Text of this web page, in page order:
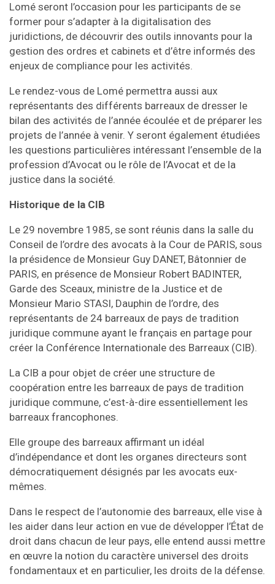
Lomé seront l’occasion pour les participants de se
former pour s’adapter à la digitalisation des
juridictions, de découvrir des outils innovants pour la
gestion des ordres et cabinets et d’être informés des
enjeux de compliance pour les activités.
Le rendez-vous de Lomé permettra aussi aux
représentants des différents barreaux de dresser le
bilan des activités de l’année écoulée et de préparer les
projets de l’année à venir. Y seront également étudiées
les questions particulières intéressant l’ensemble de la
profession d’Avocat ou le rôle de l’Avocat et de la
justice dans la société.
Historique de la CIB
Le 29 novembre 1985, se sont réunis dans la salle du
Conseil de l’ordre des avocats à la Cour de PARIS, sous
la présidence de Monsieur Guy DANET, Bâtonnier de
PARIS, en présence de Monsieur Robert BADINTER,
Garde des Sceaux, ministre de la Justice et de
Monsieur Mario STASI, Dauphin de l’ordre, des
représentants de 24 barreaux de pays de tradition
juridique commune ayant le français en partage pour
créer la Conférence Internationale des Barreaux (CIB).
La CIB a pour objet de créer une structure de
coopération entre les barreaux de pays de tradition
juridique commune, c’est-à-dire essentiellement les
barreaux francophones.
Elle groupe des barreaux affirmant un idéal
d’indépendance et dont les organes directeurs sont
démocratiquement désignés par les avocats eux-
mêmes.
Dans le respect de l’autonomie des barreaux, elle vise à
les aider dans leur action en vue de développer l’État de
droit dans chacun de leur pays, elle entend aussi mettre
en œuvre la notion du caractère universel des droits
fondamentaux et en particulier, les droits de la défense.